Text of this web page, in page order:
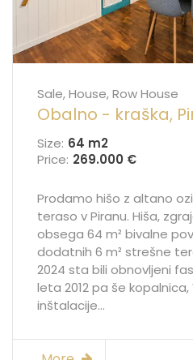
Sale, House, Row House
Obalno - kraška,
Size: 64 m2
Price: 269.000 €
Prodamo hišo z altano
teraso v Piranu. Hiša,
obsega 64 m² bivalne
dodatnih 6 m² strešne
2024 sta bili obnovljeni
leta 2012 pa še kopalnica,
inštalacije...